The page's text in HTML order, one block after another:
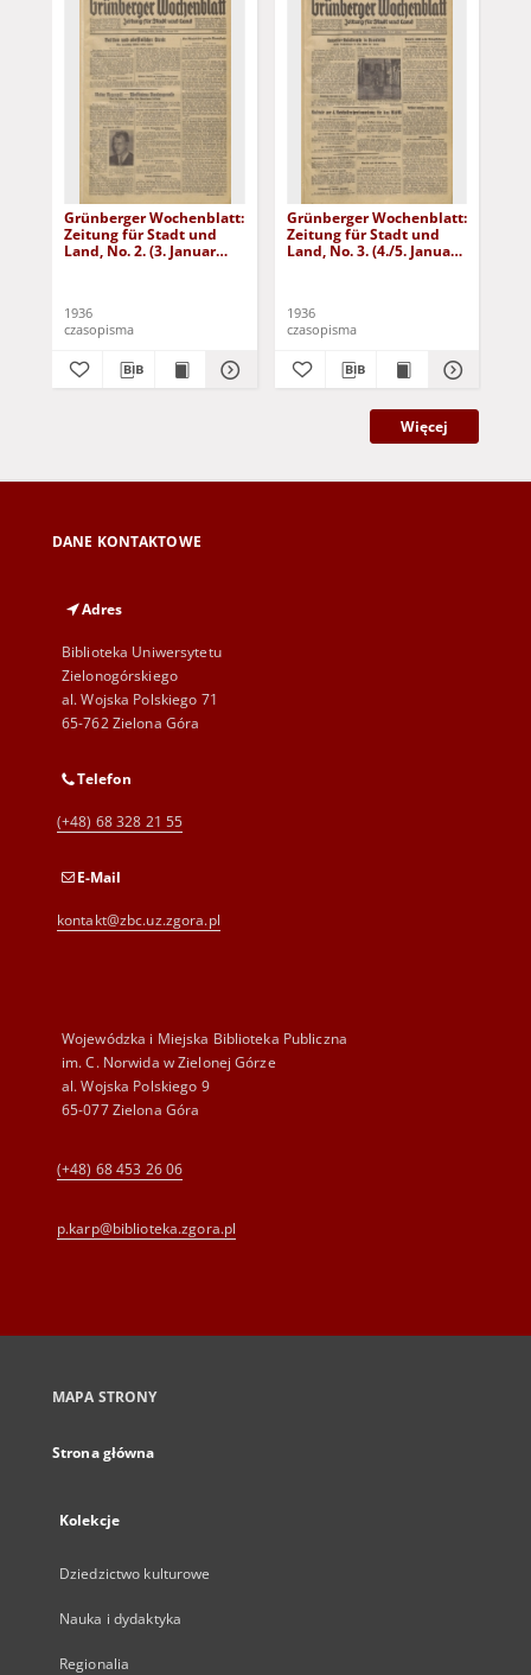
Grünberger Wochenblatt:
Zeitung für Stadt und
Land, No. 2. (3. Januar
1936
czasopisma
Grünberger Wochenblatt:
Zeitung für Stadt und
Land, No. 3. (4./5. Januar
1936
czasopisma
Więcej
DANE KONTAKTOWE
Adres
Biblioteka Uniwersytetu
Zielonogórskiego
al. Wojska Polskiego 71
65-762 Zielona Góra
Telefon
(+48) 68 328 21 55
E-Mail
kontakt@zbc.uz.zgora.pl
Wojewódzka i Miejska Biblioteka Publiczna
im. C. Norwida w Zielonej Górze
al. Wojska Polskiego 9
65-077 Zielona Góra
(+48) 68 453 26 06
p.karp@biblioteka.zgora.pl
MAPA STRONY
Strona główna
Kolekcje
Dziedzictwo kulturowe
Nauka i dydaktyka
Regionalia